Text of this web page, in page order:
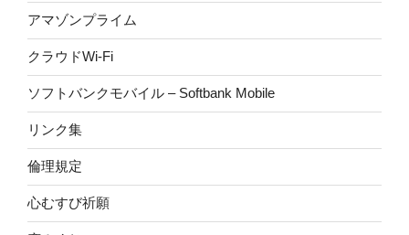
アマゾンプライム
クラウドWi-Fi
ソフトバンクモバイル – Softbank Mobile
リンク集
倫理規定
心むすび祈願